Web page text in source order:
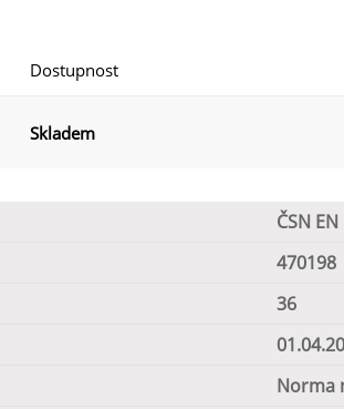
Dostupnost
Skladem
ČSN
470198
36
Norma